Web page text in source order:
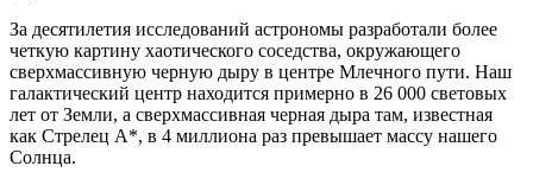
За десятилетия исследований астрономы разработали более
четкую картину хаотического соседства, окружающего
сверхмассивную черную дыру в центре Млечного пути. Наш
галактический центр находится примерно в 26 000 световых
лет от Земли, а сверхмассивная черная дыра там, известная
как Стрелец A*, в 4 миллиона раз превышает массу нашего
Солнца.